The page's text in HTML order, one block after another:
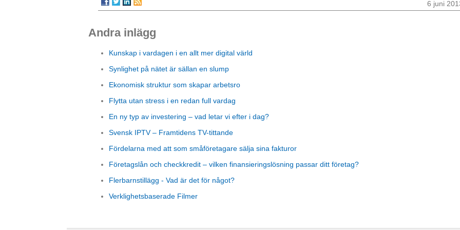
6 juni
Andra inlägg
Kunskap i vardagen i en allt mer digital värld
Synlighet på nätet är sällan en slump
Ekonomisk struktur som skapar arbetsro
Flytta utan stress i en redan full vardag
En ny typ av investering – vad letar vi efter i dag?
Svensk IPTV – Framtidens TV-tittande
Fördelarna med att som småföretagare sälja sina fakturor
Företagslån och checkkredit – vilken finansieringslösning passar ditt företag?
Flerbarnstillägg - Vad är det för något?
Verklighetsbaserade Filmer